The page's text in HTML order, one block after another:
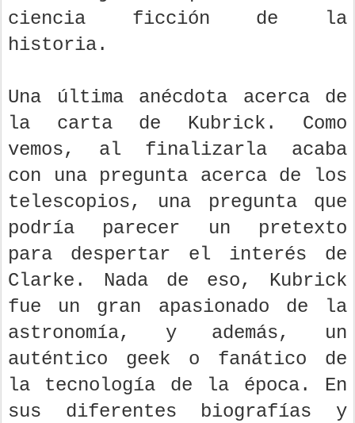
ciencia ficción de la
historia.
Una última anécdota acerca de
la carta de Kubrick. Como
vemos, al finalizarla acaba
con una pregunta acerca de los
telescopios, una pregunta que
podría parecer un pretexto
para despertar el interés de
Clarke. Nada de eso, Kubrick
fue un gran apasionado de la
astronomía, y además, un
auténtico geek o fanático de
la tecnología de la época. En
sus diferentes biografías y